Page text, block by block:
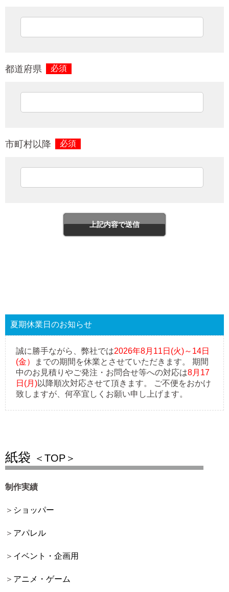
都道府県 必須
市町村以降 必須
夏期休業日のお知らせ
誠に勝手ながら、弊社では2026年8月11日(火)～14日
(金）
までの期間を休業とさせていただきます。 期間
中のお見積りやご発注・お問合せ等への対応は8月17
日(月)以降順次対応させて頂きます。 ご不便をおかけ
致しますが、何卒宜しくお願い申し上げます。
紙袋 ＜TOP＞
制作実績
ショッパー
アパレル
イベント・企画用
アニメ・ゲーム